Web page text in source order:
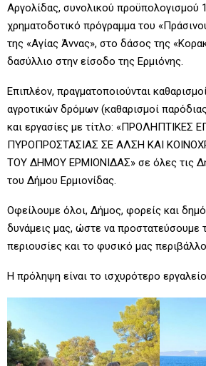
Αργολίδας, συνολικού προϋπολογισμού
χρηματοδοτικό πρόγραμμα του
της «Αγίας Άννας», στο δάσος της
δασύλλιο στην είσοδο της Ερμιόνης.
Επιπλέον, πραγματοποιούνται
αγροτικών δρόμων (καθαρισμοί
και εργασίες με τίτλο: «ΠΡΟΛΗΠΤΙΚΕΣ
ΠΥΡΟΠΡΟΣΤΑΣΙΑΣ ΣΕ ΑΛΣΗ ΚΑΙ
ΤΟΥ ΔΗΜΟΥ ΕΡΜΙΟΝΙΔΑΣ» σε όλες τις
του Δήμου Ερμιονίδας.
Οφείλουμε όλοι, Δήμος, φορείς και
δυνάμεις μας, ώστε να προστατεύσουμε
περιουσίες και το φυσικό μας
Η πρόληψη είναι το ισχυρότερο